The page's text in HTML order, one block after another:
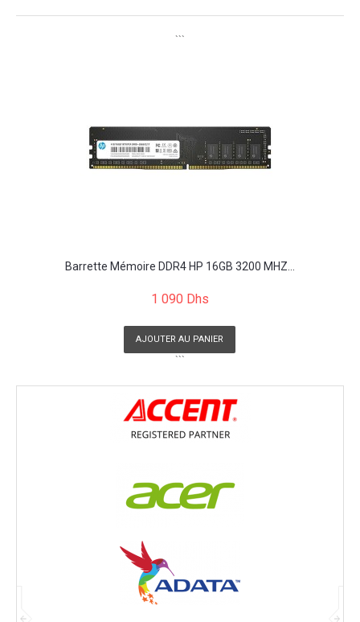
```
Barrette Mémoire DDR4 HP 16GB 3200 MHZ...
1 090 Dhs
AJOUTER AU PANIER
```